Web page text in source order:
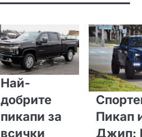
Най-
добрите
пикапи за
всички
Пикап
Джип: